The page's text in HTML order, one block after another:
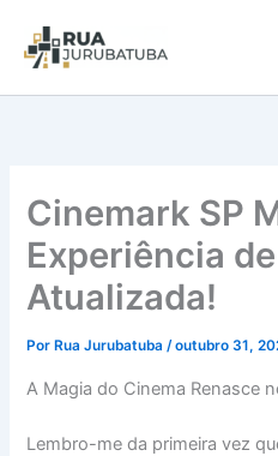
Cinemark SP
Experiência
Atualizada!
Por Rua Jurubatuba/outubro 31,
A Magia do Cinema Renasce
Lembro-me da primeira vez